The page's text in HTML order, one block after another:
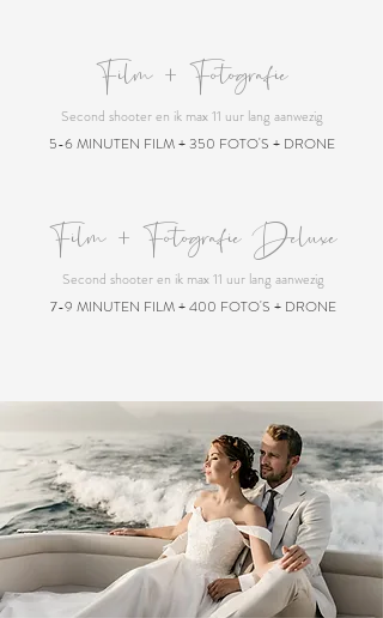
Film + Fotografie
Second shooter en ik max 11 uur lang aanwezig
5-6 MINUTEN FILM + 350 FOTO'S + DRONE
Film + Fotografie Deluxe
Second shooter en ik max 11 uur lang aanwezig
7-9 MINUTEN FILM + 400 FOTO'S + DRONE